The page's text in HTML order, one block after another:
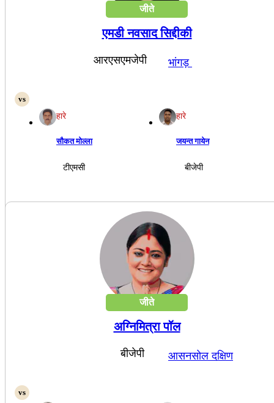
जीते
एमडी नवसाद सिद्दीकी
आरएसएमजेपी भांगड़
हारे
सौकत मोल्ला
टीएमसी
हारे
जयन्त गायेन
बीजेपी
जीते
अग्निमित्रा पॉल
बीजेपी आसनसोल दक्षिण